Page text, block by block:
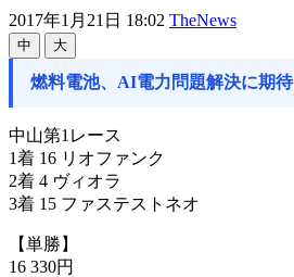
2017年1月21日 18:02 TheNews
中 大
燃料電池、AI電力問題解決に期待
中山第1レース
1着 16 リオファンク
2着 4 ヴィオラ
3着 15 ファステストネオ
【単勝】
16 330円